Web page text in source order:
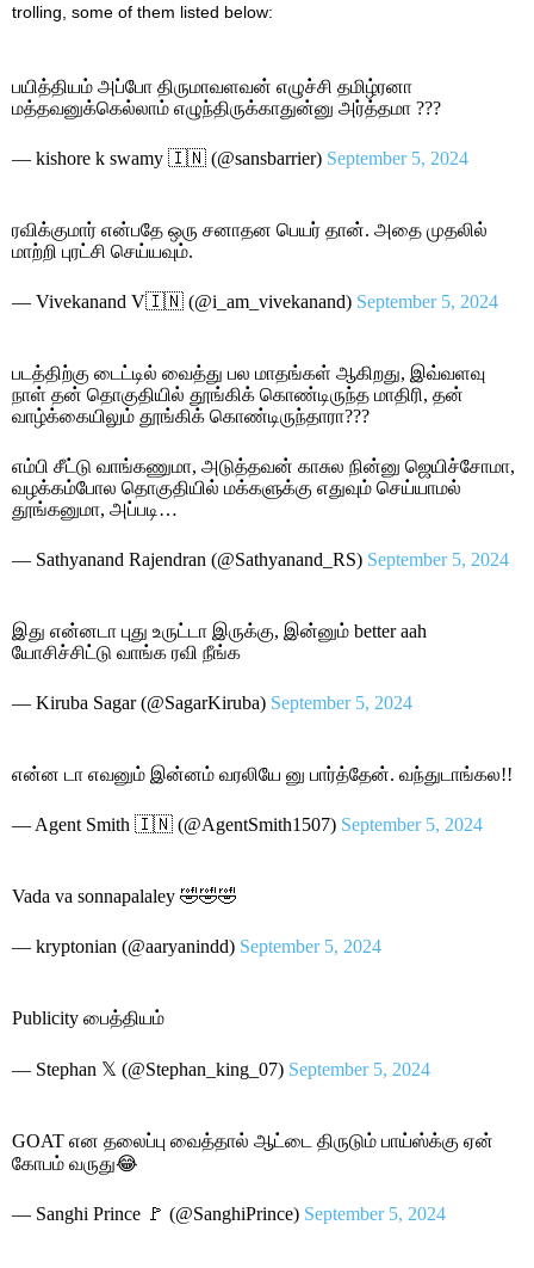
trolling, some of them listed below:
பயித்தியம் அப்போ திருமாவளவன் எழுச்சி தமிழ்ரனா
மத்தவனுக்கெல்லாம் எழுந்திருக்காதுன்னு அர்த்தமா ???
— kishore k swamy 🇮🇳 (@sansbarrier) September 5, 2024
ரவிக்குமார் என்பதே ஒரு சனாதன பெயர் தான். அதை முதலில்
மாற்றி புரட்சி செய்யவும்.
— Vivekanand V🇮🇳 (@i_am_vivekanand) September 5, 2024
படத்திற்கு டைட்டில் வைத்து பல மாதங்கள் ஆகிறது, இவ்வளவு
நாள் தன் தொகுதியில் தூங்கிக் கொண்டிருந்த மாதிரி, தன்
வாழ்க்கையிலும் தூங்கிக் கொண்டிருந்தாரா???
எம்பி சீட்டு வாங்கணுமா, அடுத்தவன் காசுல நின்னு ஜெயிச்சோமா,
வழக்கம்போல தொகுதியில் மக்களுக்கு எதுவும் செய்யாமல்
தூங்கனுமா, அப்படி…
— Sathyanand Rajendran (@Sathyanand_RS) September 5, 2024
இது என்னடா புது உருட்டா இருக்கு, இன்னும் better aah
யோசிச்சிட்டு வாங்க ரவி நீங்க
— Kiruba Sagar (@SagarKiruba) September 5, 2024
என்ன டா எவனும் இன்னம் வரலியே னு பார்த்தேன். வந்துடாங்கல!!
— Agent Smith 🇮🇳 (@AgentSmith1507) September 5, 2024
Vada va sonnapalaley 🤣🤣🤣
— kryptonian (@aaryanindd) September 5, 2024
Publicity பைத்தியம்
— Stephan 𝕏 (@Stephan_king_07) September 5, 2024
GOAT என தலைப்பு வைத்தால் ஆட்டை திருடும் பாய்ஸ்க்கு ஏன்
கோபம் வருது😂
— Sanghi Prince 🚩 (@SanghiPrince) September 5, 2024